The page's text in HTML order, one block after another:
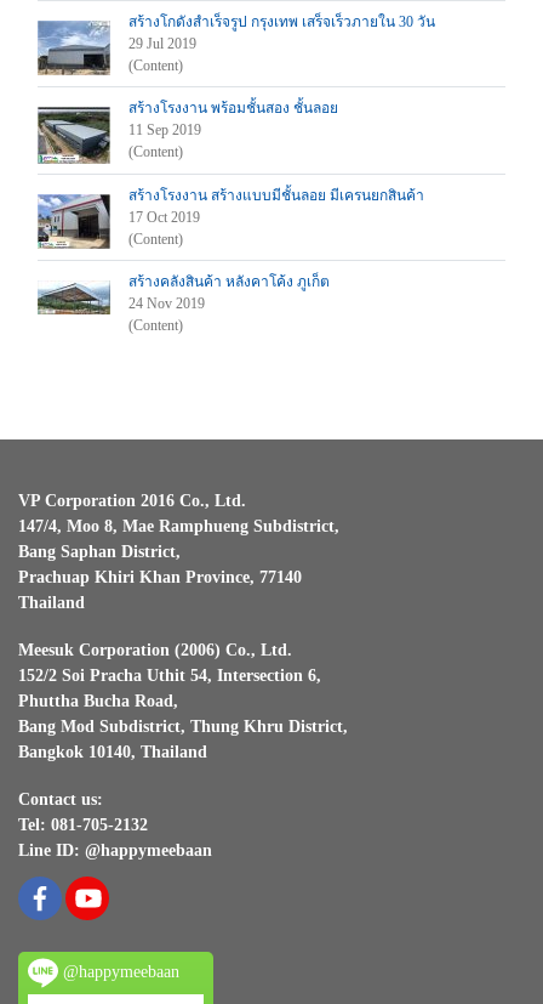
สร้างโกดังสำเร็จรูป กรุงเทพ เสร็จเร็วภายใน 30 วัน
29 Jul 2019
(Content)
สร้างโรงงาน พร้อมชั้นสอง ชั้นลอย
11 Sep 2019
(Content)
สร้างโรงงาน สร้างแบบมีชั้นลอย มีเครนยกสินค้า
17 Oct 2019
(Content)
สร้างคลังสินค้า หลังคาโค้ง ภูเก็ต
24 Nov 2019
(Content)
VP Corporation 2016 Co., Ltd.
147/4, Moo 8, Mae Ramphueng Subdistrict,
Bang Saphan District,
Prachuap Khiri Khan Province, 77140
Thailand
Meesuk Corporation (2006) Co., Ltd.
152/2 Soi Pracha Uthit 54, Intersection 6,
Phuttha Bucha Road,
Bang Mod Subdistrict, Thung Khru District,
Bangkok 10140, Thailand
Contact us:
Tel: 081-705-2132
Line ID: @happymeebaan
@happymeebaan